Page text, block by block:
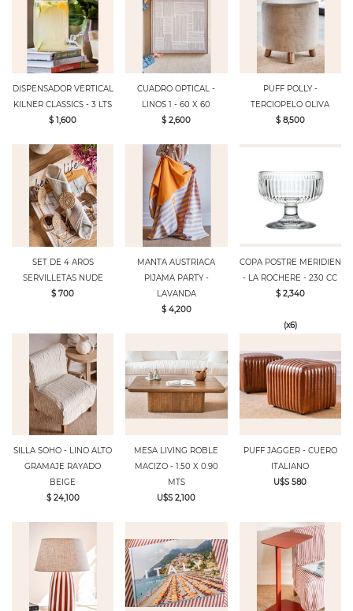
DISPENSADOR VERTICAL
KILNER CLASSICS - 3 LTS
$ 1,600
CUADRO OPTICAL -
LINOS 1 - 60 X 60
$ 2,600
PUFF POLLY -
TERCIOPELO OLIVA
$ 8,500
SET DE 4 AROS
SERVILLETAS NUDE
$ 700
MANTA AUSTRIACA
PIJAMA PARTY -
LAVANDA
$ 4,200
COPA POSTRE MERIDIEN
- LA ROCHERE - 230 CC
$ 2,340
(x6)
SILLA SOHO - LINO ALTO
GRAMAJE RAYADO
BEIGE
$ 24,100
MESA LIVING ROBLE
MACIZO - 1.50 X 0.90
MTS
U$S 2,100
PUFF JAGGER - CUERO
ITALIANO
U$S 580